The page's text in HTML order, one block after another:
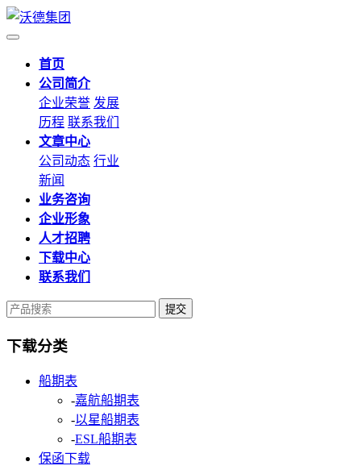
首页
公司简介
企业荣誉 发展
历程 联系我们
文章中心
公司动态 行业
新闻
业务咨询
企业形象
人才招聘
下载中心
联系我们
提交
下载分类
船期表
-嘉航船期表
-以星船期表
-ESL船期表
保函下载